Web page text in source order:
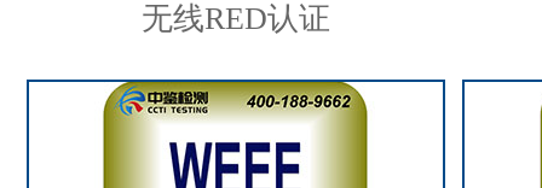
无线RED认证